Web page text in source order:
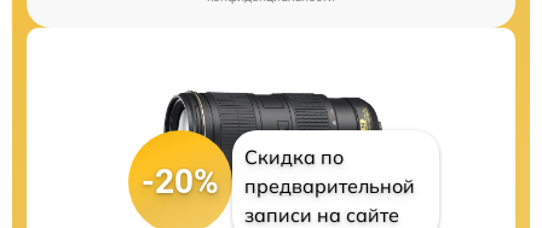
-20%
Скидка по
предварительной
записи на сайте